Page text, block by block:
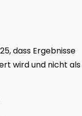
dass Ergebnisse
wird und nicht als